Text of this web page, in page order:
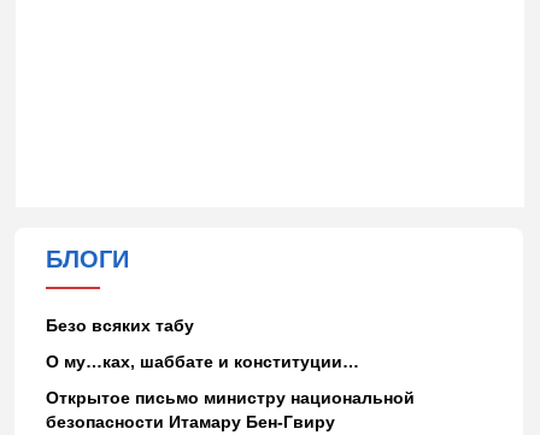
БЛОГИ
Безо всяких табу
О му…ках, шаббате и конституции…
Открытое письмо министру национальной
безопасности Итамару Бен-Гвиру